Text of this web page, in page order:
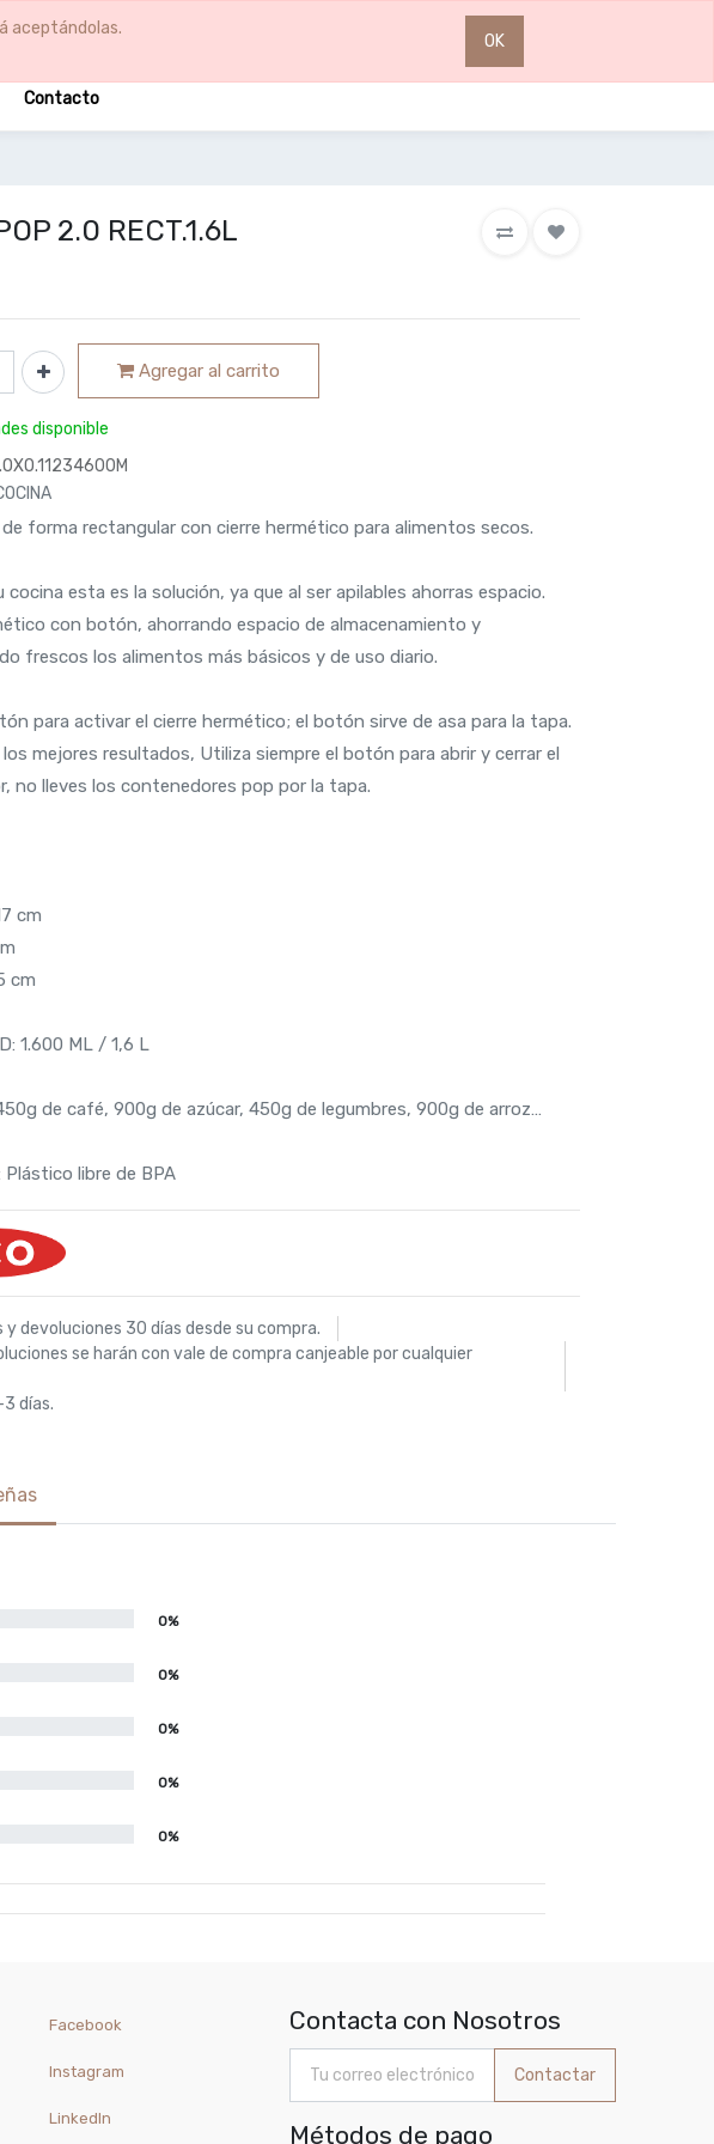
aceptándolas.
OK
0
Contacto
2.0 RECT.1.6L
Agregar al carrito
disponible
forma rectangular con cierre hermético para alimentos secos.
cocina esta es la solución, ya que al ser apilables ahorras espacio.
con botón, ahorrando espacio de almacenamiento y
frescos los alimentos más básicos y de uso diario.
para activar el cierre hermético; el botón sirve de asa para la tapa.
los mejores resultados, Utiliza siempre el botón para abrir y cerrar el
no lleves los contenedores pop por la tapa.
cm
cm
1.600 ML / 1,6 L
de café, 900g de azúcar, 450g de legumbres, 900g de arroz…
Plástico libre de BPA
y devoluciones 30 días desde su compra.
se harán con vale de compra canjeable por cualquier
días.
0%
0%
0%
0%
0%
Facebook
Instagram
LinkedIn
Contacta con Nosotros
Contactar
Métodos de pago